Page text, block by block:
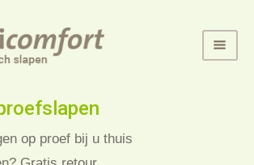
op proef bij u thuis